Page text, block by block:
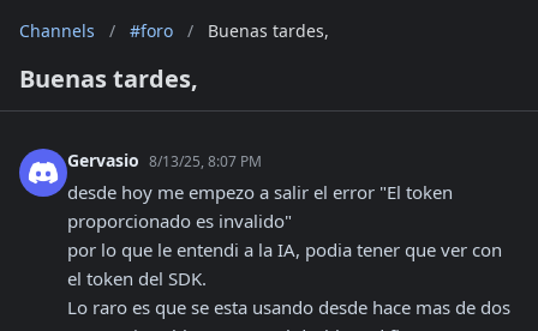
Channels / #foro / Buenas tardes,
Buenas tardes,
Gervasio 8/13/25, 8:07 PM
desde hoy me empezo a salir el error "El token
proporcionado es invalido"
por lo que le entendi a la IA, podia tener que ver con
el token del SDK.
Lo raro es que se esta usando desde hace mas de dos